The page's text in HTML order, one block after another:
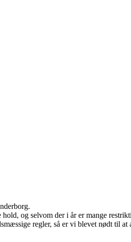
og selvom der i år er mange
regler, så er vi blevet nødt til